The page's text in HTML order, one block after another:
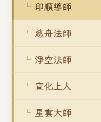
印順導師
慈舟法師
淨空法師
宣化上人
星雲大師